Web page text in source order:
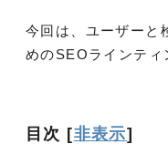
今回は、ユーザーと
めのSEOラインティ
目次 [非表示]